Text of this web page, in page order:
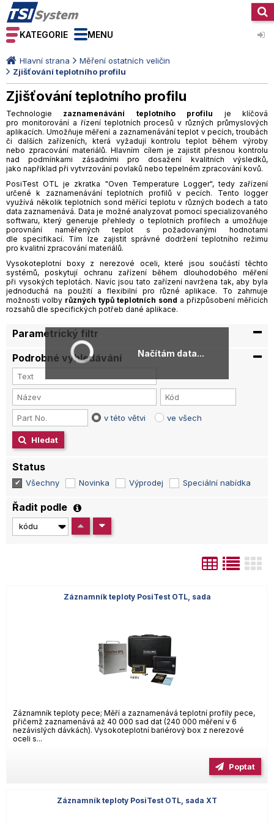
KATEGORIE MENU
Hlavní strana
Měření ostatních veličin
Zjišťování teplotního profilu
Zjišťování teplotního profilu
Technologie zaznamenávání teplotního profilu je klíčová
pro monitorování a řízení teplotních procesů v různých průmyslových
aplikacích. Umožňuje měření a zaznamenávání teplot v pecích, troubách
či dalších zařízeních, která vyžadují kontrolu teplot během výroby
nebo zpracování materiálů. Hlavním cílem je zajistit přesnou kontrolu
nad podmínkami zásadními pro dosažení kvalitních výsledků,
jako například při vytvrzování povlaků nebo tepelném zpracování kovů.
PosiTest OTL je zkratka "Oven Temperature Logger", tedy zařízení
určené k zaznamenávání teplotních profilů v pecích. Tento logger
využívá několik teplotních sond měřící teplotu v různých bodech a tato
data zaznamenává. Data je možné analyzovat pomocí specializovaného
softwaru, který generuje přehledy o teplotních profilech a umožňuje
porovnání naměřených teplot s požadovanými hodnotami
dle specifikací. Tím lze zajistit správné dodržení teplotního režimu
pro kvalitní zpracování materiálů.
Vysokoteplotní boxy z nerezové oceli, které jsou součástí těchto
systémů, poskytují ochranu zařízení během dlouhodobého měření
při vysokých teplotách. Navíc jsou tato zařízení navržena tak, aby byla
jednoduchá na použití a flexibilní pro různé aplikace. To zahrnuje
možnosti volby různých typů teplotních sond a přizpůsobení měřicích
rozsahů dle specifických potřeb dané aplikace.
Parametrický filtr
Podrobné vyhledávání
v této větvi ve všech
Hledat
Status
Všechny Novinka Výprodej Speciální nabídka
Řadit podle
Záznamník teploty PosiTest OTL, sada
Záznamník teploty pece; Měří a zaznamenává teplotní profily pece,
přičemž zaznamenává až 40 000 sad dat (240 000 měření v 6
nezávislých dávkách). Vysokoteplotní bariérový box z nerezové
oceli s...
Poptat
Záznamník teploty PosiTest OTL, sada XT
Načítám data...